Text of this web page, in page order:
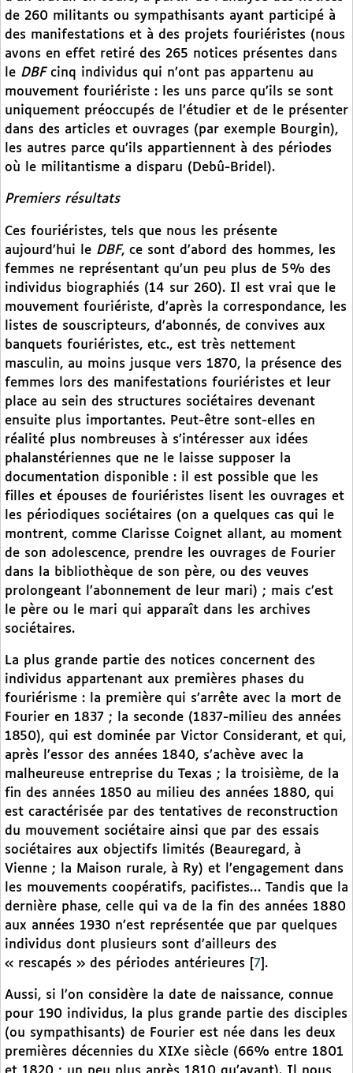
de 260 militants ou sympathisants ayant participé à
des manifestations et à des projets fouriéristes (nous
avons en effet retiré des 265 notices présentes dans
le DBFcinq individus qui n’ont pas appartenu au
mouvement fouriériste : les uns parce qu’ils se sont
uniquement préoccupés de l’étudier et de le présenter
dans des articles et ouvrages (par exemple Bourgin),
les autres parce qu’ils appartiennent à des périodes
où le militantisme a disparu (Debû-Bridel).
Premiers résultats
Ces fouriéristes, tels que nous les présente
aujourd’hui le DBF, ce sont d’abord des hommes, les
femmes ne représentant qu’un peu plus de 5% des
individus biographiés (14 sur 260). Il est vrai que le
mouvement fouriériste, d’après la correspondance, les
listes de souscripteurs, d’abonnés, de convives aux
banquets fouriéristes, etc., est très nettement
masculin, au moins jusque vers 1870, la présence des
femmes lors des manifestations fouriéristes et leur
place au sein des structures sociétaires devenant
ensuite plus importantes. Peut-être sont-elles en
réalité plus nombreuses à s’intéresser aux idées
phalanstériennes que ne le laisse supposer la
documentation disponible : il est possible que les
filles et épouses de fouriéristes lisent les ouvrages et
les périodiques sociétaires (on a quelques cas qui le
montrent, comme Clarisse Coignet allant, au moment
de son adolescence, prendre les ouvrages de Fourier
dans la bibliothèque de son père, ou des veuves
prolongeant l’abonnement de leur mari) ; mais c’est
le père ou le mari qui apparaît dans les archives
sociétaires.
La plus grande partie des notices concernent des
individus appartenant aux premières phases du
fouriérisme : la première qui s’arrête avec la mort de
Fourier en 1837 ; la seconde (1837-milieu des années
1850), qui est dominée par Victor Considerant, et qui,
après l’essor des années 1840, s’achève avec la
malheureuse entreprise du Texas ; la troisième, de la
fin des années 1850 au milieu des années 1880, qui
est caractérisée par des tentatives de reconstruction
du mouvement sociétaire ainsi que par des essais
sociétaires aux objectifs limités (Beauregard, à
Vienne ; la Maison rurale, à Ry) et l’engagement dans
les mouvements coopératifs, pacifistes… Tandis que la
dernière phase, celle qui va de la fin des années 1880
aux années 1930 n’est représentée que par quelques
individus dont plusieurs sont d’ailleurs des
« rescapés » des périodes antérieures
7 .
Aussi, si l’on considère la date de naissance, connue
pour 190 individus, la plus grande partie des disciples
(ou sympathisants) de Fourier est née dans les deux
premières décennies du XIXe siècle (66% entre 1801